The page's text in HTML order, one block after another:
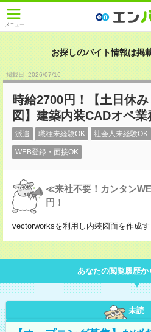
メニュー
お探しのバイト情報は掲
掲載日 :2026/07/16
時給2700円！【土日休
図】建築内装CADオペ業
派遣 職種未経験OK 社会人未経験OK
WEB登録・面接OK
≪来社不要！カンタン
円！
vectorworksを利用し内装図面を作成
あなたの閲覧履歴か
未読